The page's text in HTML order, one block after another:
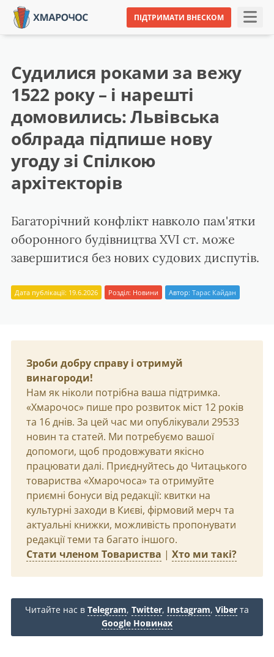
ПІДТРИМАТИ ВНЕСКОМ
Судилися роками за вежу
1522 року – і нарешті
домовились: Львівська
облрада підпише нову
угоду зі Спілкою
архітекторів
Багаторічний конфлікт навколо пам'ятки
оборонного будівництва XVI ст. може
завершитися без нових судових диспутів.
Дата публікації: 19.6.2026 Розділ: Новини Автор: Тарас Кайдан
Зроби добру справу і отримуй
винагороди!
Нам як ніколи потрібна ваша підтримка.
«Хмарочос» пише про розвиток міст 12 років
та 16 днів. За цей час ми опублікували 29533
новин та статей. Ми потребуємо вашої
допомоги, щоб продовжувати якісно
працювати далі. Приєднуйтесь до Читацького
товариства «Хмарочоса» та отримуйте
приємні бонуси від редакції: квитки на
культурні заходи в Києві, фірмовий мерч та
актуальні книжки, можливість пропонувати
редакції теми та багато іншого.
Стати членом Товариства | Хто ми такі?
Читайте нас в Telegram, Twitter, Instagram, Viber та
Google Новинах